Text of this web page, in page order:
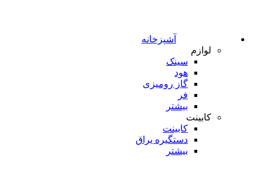
آشپزخانه
لوازم
سینک
هود
گاز رومیزی
فر
بیشتر
کابینت
کابینت
دستگیره یراق
بیشتر